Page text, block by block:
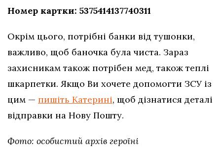
Номер картки: 5375414137740311
Окрім цього, потрібні банки від тушонки,
важливо, щоб баночка була чиста. Зараз
захисникам також потрібен мед, також теплі
шкарпетки. Якщо Ви хочете допомогти ЗСУ із
цим — пишіть Катерині, щоб дізнатися деталі
відправки на Нову Пошту.
Фото: особистий архів героїні